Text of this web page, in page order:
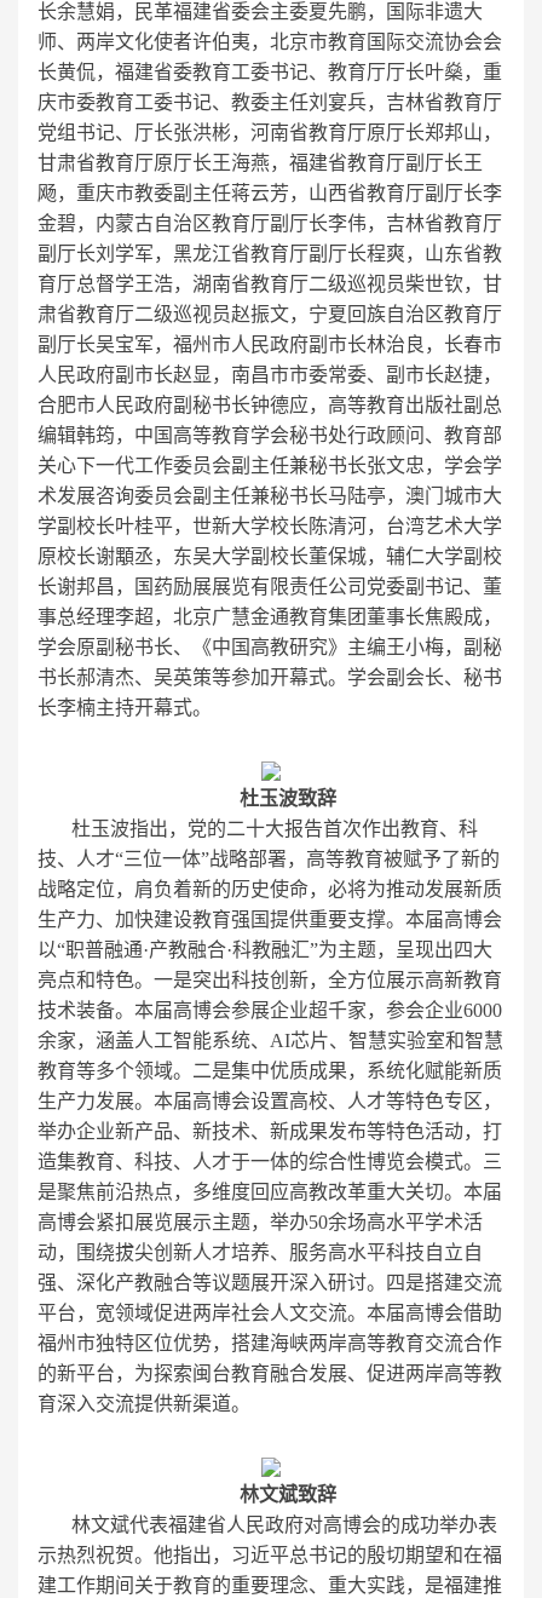
长余慧娟，民革福建省委会主委夏先鹏，国际非遗大
师、两岸文化使者许伯夷，北京市教育国际交流协会会
长黄侃，福建省委教育工委书记、教育厅厅长叶燊，重
庆市委教育工委书记、教委主任刘宴兵，吉林省教育厅
党组书记、厅长张洪彬，河南省教育厅原厅长郑邦山，
甘肃省教育厅原厅长王海燕，福建省教育厅副厅长王
飏，重庆市教委副主任蒋云芳，山西省教育厅副厅长李
金碧，内蒙古自治区教育厅副厅长李伟，吉林省教育厅
副厅长刘学军，黑龙江省教育厅副厅长程爽，山东省教
育厅总督学王浩，湖南省教育厅二级巡视员柴世钦，甘
肃省教育厅二级巡视员赵振文，宁夏回族自治区教育厅
副厅长吴宝军，福州市人民政府副市长林治良，长春市
人民政府副市长赵显，南昌市市委常委、副市长赵捷，
合肥市人民政府副秘书长钟德应，高等教育出版社副总
编辑韩筠，中国高等教育学会秘书处行政顾问、教育部
关心下一代工作委员会副主任兼秘书长张文忠，学会学
术发展咨询委员会副主任兼秘书长马陆亭，澳门城市大
学副校长叶桂平，世新大学校长陈清河，台湾艺术大学
原校长谢顒丞，东吴大学副校长董保城，辅仁大学副校
长谢邦昌，国药励展展览有限责任公司党委副书记、董
事总经理李超，北京广慧金通教育集团董事长焦殿成，
学会原副秘书长、《中国高教研究》主编王小梅，副秘
书长郝清杰、吴英策等参加开幕式。学会副会长、秘书
长李楠主持开幕式。
杜玉波致辞
杜玉波指出，党的二十大报告首次作出教育、科
技、人才“三位一体”战略部署，高等教育被赋予了新的
战略定位，肩负着新的历史使命，必将为推动发展新质
生产力、加快建设教育强国提供重要支撑。本届高博会
以“职普融通·产教融合·科教融汇”为主题，呈现出四大
亮点和特色。一是突出科技创新，全方位展示高新教育
技术装备。本届高博会参展企业超千家，参会企业6000
余家，涵盖人工智能系统、AI芯片、智慧实验室和智慧
教育等多个领域。二是集中优质成果，系统化赋能新质
生产力发展。本届高博会设置高校、人才等特色专区，
举办企业新产品、新技术、新成果发布等特色活动，打
造集教育、科技、人才于一体的综合性博览会模式。三
是聚焦前沿热点，多维度回应高教改革重大关切。本届
高博会紧扣展览展示主题，举办50余场高水平学术活
动，围绕拔尖创新人才培养、服务高水平科技自立自
强、深化产教融合等议题展开深入研讨。四是搭建交流
平台，宽领域促进两岸社会人文交流。本届高博会借助
福州市独特区位优势，搭建海峡两岸高等教育交流合作
的新平台，为探索闽台教育融合发展、促进两岸高等教
育深入交流提供新渠道。
林文斌致辞
林文斌代表福建省人民政府对高博会的成功举办表
示热烈祝贺。他指出，习近平总书记的殷切期望和在福
建工作期间关于教育的重要理念、重大实践，是福建推